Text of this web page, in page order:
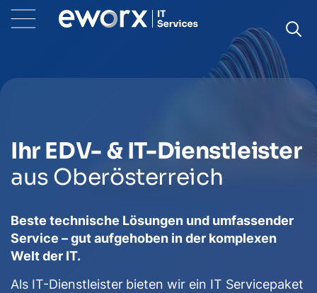
Ihr EDV- & IT-Dienstleister
aus Oberösterreich
Beste technische Lösungen und umfassender
Service – gut aufgehoben in der komplexen
Welt der IT.
Als IT-Dienstleister bieten wir ein IT Servicepaket